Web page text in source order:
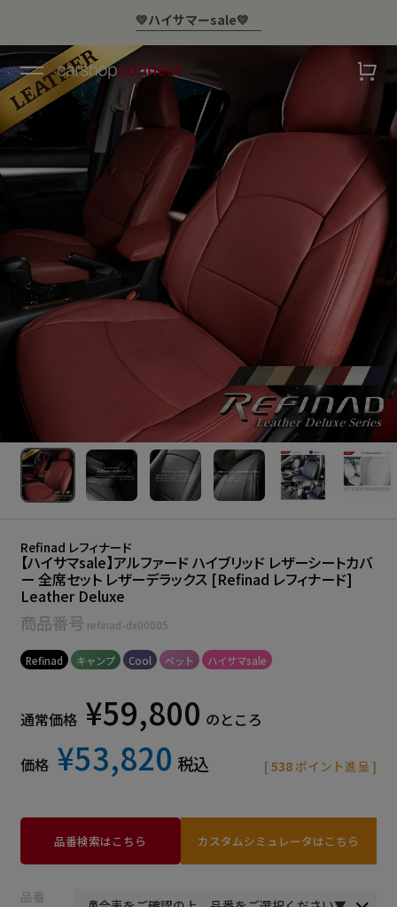
￥10,000以上ご購入で送料無料
Refinad レフィナード
【ハイサマsale】アルファード ハイブリッド レザーシートカバ
ー 全席セット レザーデラックス [Refinad レフィナード]
Leather Deluxe
商品番号 refinad-dx00005
Refinad キャンプ Cool ペット ハイサマsale
通常価格 ¥59,800 のところ
価格 ¥53,820 税込 [538 ポイント進呈 ]
品番検索はこちら カスタムシミュレータはこちら
品番